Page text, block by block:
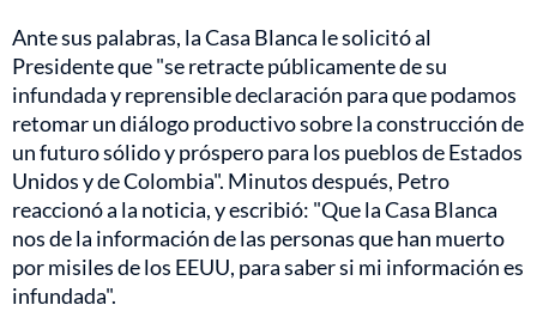
Ante sus palabras, la Casa Blanca le solicitó al
Presidente que "se retracte públicamente de su
infundada y reprensible declaración para que podamos
retomar un diálogo productivo sobre la construcción de
un futuro sólido y próspero para los pueblos de Estados
Unidos y de Colombia". Minutos después, Petro
reaccionó a la noticia, y escribió: "Que la Casa Blanca
nos de la información de las personas que han muerto
por misiles de los EEUU, para saber si mi información es
infundada".